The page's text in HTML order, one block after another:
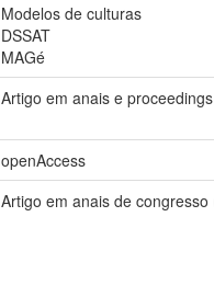
Modelos de culturas
DSSAT
MAGé
Artigo em anais e proceedings
openAccess
Artigo em anais de congresso